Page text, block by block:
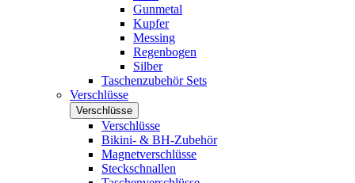
Gunmetal
Kupfer
Messing
Regenbogen
Silber
Taschenzubehör Sets
Verschlüsse
Verschlüsse
Verschlüsse
Bikini- & BH-Zubehör
Magnetverschlüsse
Steckschnallen